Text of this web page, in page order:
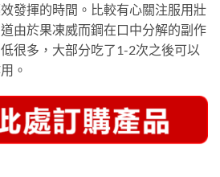
發揮的時間。比較有心關注服用壯
由於果凍威而鋼在口中分解的副作
很多，大部分吃了1-2次之後可以
。